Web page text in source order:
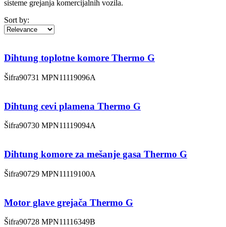
sisteme grejanja komercijalnih vozila.
Sort by:
Dihtung toplotne komore Thermo G
Šifra90731 MPN11119096A
Dihtung cevi plamena Thermo G
Šifra90730 MPN11119094A
Dihtung komore za mešanje gasa Thermo G
Šifra90729 MPN11119100A
Motor glave grejača Thermo G
Šifra90728 MPN11116349B